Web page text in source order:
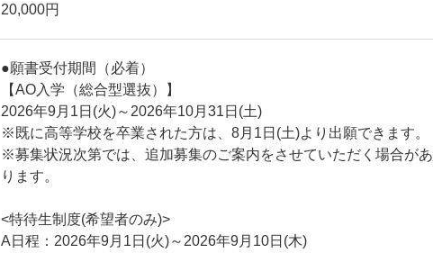
20,000円
●願書受付期間（必着）
【AO入学（総合型選抜）】
2026年9月1日(火)～2026年10月31日(土)
※既に高等学校を卒業された方は、8月1日(土)より出願できます。
※募集状況次第では、追加募集のご案内をさせていただく場合があ
ります。
<特待生制度(希望者のみ)>
A日程：2026年9月1日(火)～2026年9月10日(木)